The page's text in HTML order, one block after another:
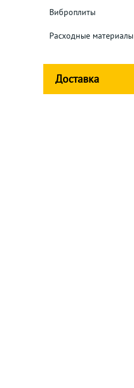
Виброплиты
Расходные материалы
Доставка